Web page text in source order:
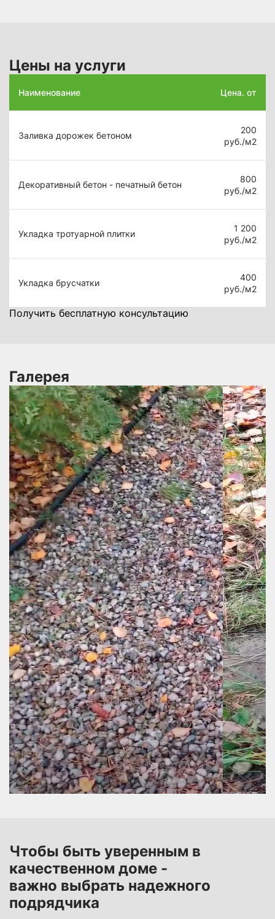
Цены на услуги
Наименование Цена. от
Заливка дорожек бетоном
200
руб./м2
Декоративный бетон - печатный бетон
800
руб./м2
Укладка тротуарной плитки
1 200
руб./м2
Укладка брусчатки
400
руб./м2
Получить бесплатную консультацию
Галерея
Чтобы быть уверенным в
качественном доме -
важно выбрать надежного
подрядчика